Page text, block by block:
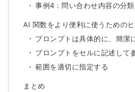
事例4 : 問い合わせ内容の分
AI 関数をより便利に使うためのヒ
プロンプトは具体的に、簡潔
プロンプトをセルに記述して
範囲を適切に指定する
まとめ